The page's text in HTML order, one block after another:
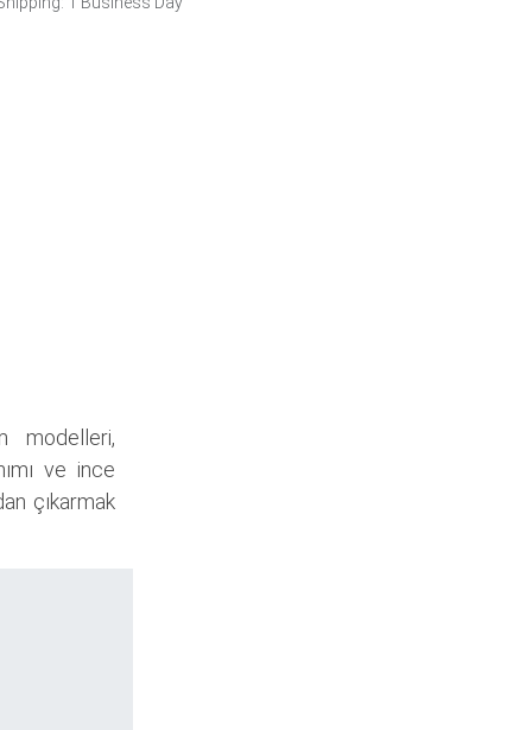
modelleri,
ve ince
çıkarmak